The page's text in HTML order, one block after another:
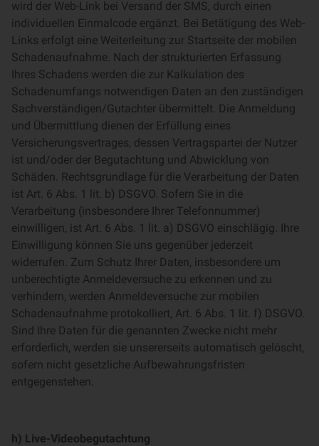
wird der Web-Link bei Versand der SMS, durch einen
individuellen Einmalcode ergänzt. Bei Betätigung des Web-
Links erfolgt eine Weiterleitung zur Startseite der mobilen
Schadenaufnahme. Nach der strukturierten Erfassung
Ihres Schadens werden die zur Kalkulation des
Schadenumfangs notwendigen Daten an den zuständigen
Sachverständigen/Gutachter übermittelt. Die Anmeldung
und Übermittlung dienen der Erfüllung eines
Versicherungsvertrages, dessen Vertragspartei der Nutzer
ist und/oder der Begutachtung und Abwicklung von
Schäden. Rechtsgrundlage für die Verarbeitung der Daten
ist Art. 6 Abs. 1 lit. b) DSGVO. Sofern Sie in die
Verarbeitung (insbesondere Ihrer Telefonnummer)
einwilligen, ist Art. 6 Abs. 1 lit. a) DSGVO einschlägig. Ihre
Einwilligung können Sie uns gegenüber jederzeit
widerrufen. Zum Schutz Ihrer Daten, insbesondere um
unberechtigte Anmeldeversuche zu erkennen und zu
verhindern, werden Anmeldeversuche zur mobilen
Schadenaufnahme protokolliert, Art. 6 Abs. 1 lit. f) DSGVO.
Sind Ihre Daten für die genannten Zwecke nicht mehr
erforderlich, werden sie unsererseits automatisch gelöscht,
sofern nicht gesetzliche Aufbewahrungsfristen
entgegenstehen.
h) Live-Videobegutachtung